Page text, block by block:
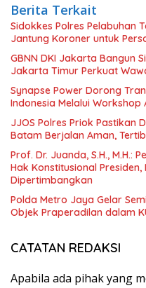
Berita Terkait
Sidokkes Polres Pelabuhan
Jantung Koroner untuk
GBNN DKI Jakarta Bangun
Jakarta Timur Perkuat
Synapse Power Dorong
Indonesia Melalui Workshop
JJOS Polres Priok Pastikan
Batam Berjalan Aman,
Prof. Dr. Juanda, S.H., M.H.:
Hak Konstitusional
Dipertimbangkan
Polda Metro Jaya Gelar
Objek Praperadilan dalam
CATATAN REDAKSI
Apabila ada pihak yang